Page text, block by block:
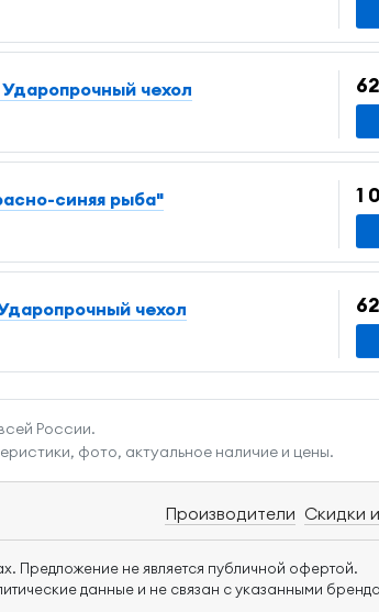
чехол
синяя рыба"
1
чехол
России.
фото, актуальное наличие и цены.
Производители Скидки
Предложение не является публичной офертой.
данные и не связан с указанными